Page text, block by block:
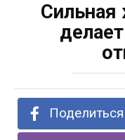
Сильная